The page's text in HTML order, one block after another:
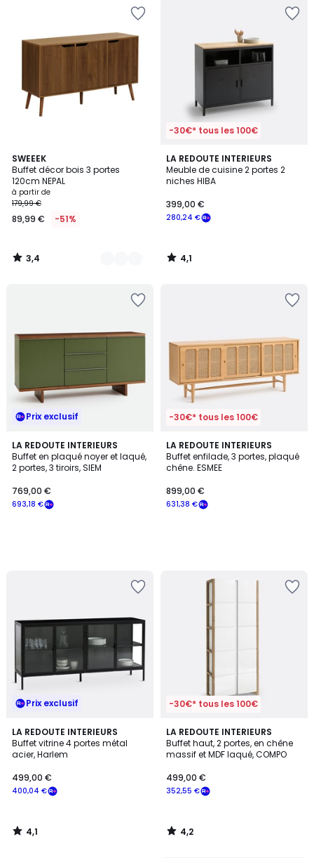
SWEEEK
Buffet décor bois 3 portes
120cm NEPAL
à partir de
179,99 €
89,99 € -51%
3,4
/ 5
2
Couleurs
3,4
/
-30€* tous les 100€
LA REDOUTE INTERIEURS
Meuble de cuisine 2 portes 2
niches HIBA
280,24 €
399,00 €
4,1
/ 5
4,1
/
Prix exclusif
LA REDOUTE INTERIEURS
Buffet en plaqué noyer et laqué,
2 portes, 3 tiroirs, SIEM
693,18 €
769,00 €
-30€* tous les 100€
LA REDOUTE INTERIEURS
Buffet enfilade, 3 portes, plaqué
chêne. ESMEE
631,38 €
899,00 €
Prix exclusif
LA REDOUTE INTERIEURS
Buffet vitrine 4 portes métal
acier, Harlem
400,04 €
499,00 €
4,1
/ 5
4,1
/
-30€* tous les 100€
LA REDOUTE INTERIEURS
Buffet haut, 2 portes, en chêne
massif et MDF laqué, COMPO
352,55 €
499,00 €
4,2
/ 5
4,2
/